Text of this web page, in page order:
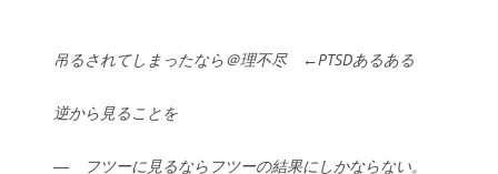
吊るされてしまったなら＠理不尽 ←PTSDあるある
逆から見ることを
― フツーに見るならフツーの結果にしかならない。